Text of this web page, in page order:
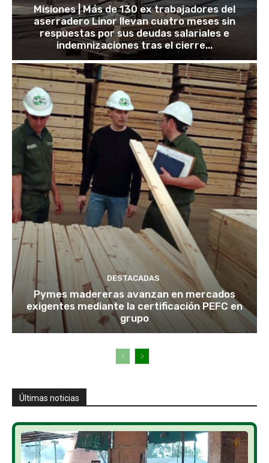
Misiones | Más de 130 ex trabajadores del
aserradero Linor llevan cuatro meses sin
respuestas por sus deudas salariales e
indemnizaciones tras el cierre...
DESTACADAS
Pymes madereras avanzan en mercados
exigentes mediante la certificación PEFC en
grupo
Últimas noticias